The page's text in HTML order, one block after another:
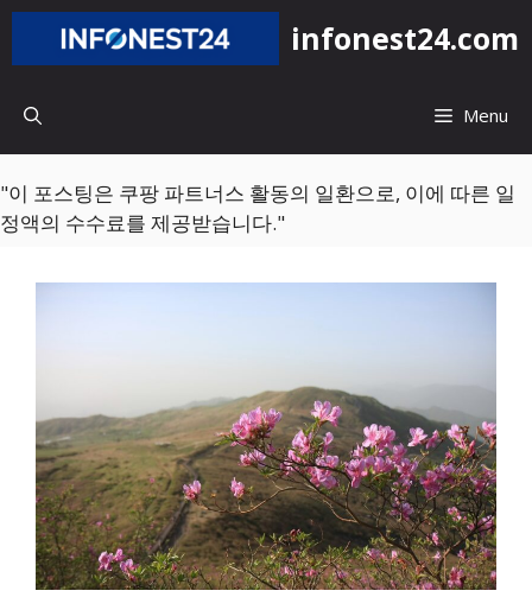
컨
츠
너
뛰
기
infonest24.com
Menu
"이 포스팅은 쿠팡 파트너스 활동의 일환으로, 이에 따른 일
정액의 수수료를 제공받습니다."